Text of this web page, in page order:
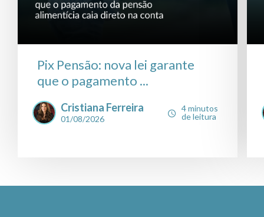
Pix Pensão: nova lei garante
que o pagamento ...
Cristiana Ferreira
01/08/2026
4 minutos
de leitura